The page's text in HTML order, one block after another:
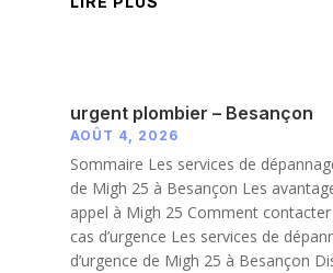
urgent plombier – Besançon
AOÛT 4, 2026
Sommaire Les services de
de Migh 25 à Besançon Les
appel à Migh 25 Comment
cas d’urgence Les services de
d’urgence de Migh 25 à Besançon